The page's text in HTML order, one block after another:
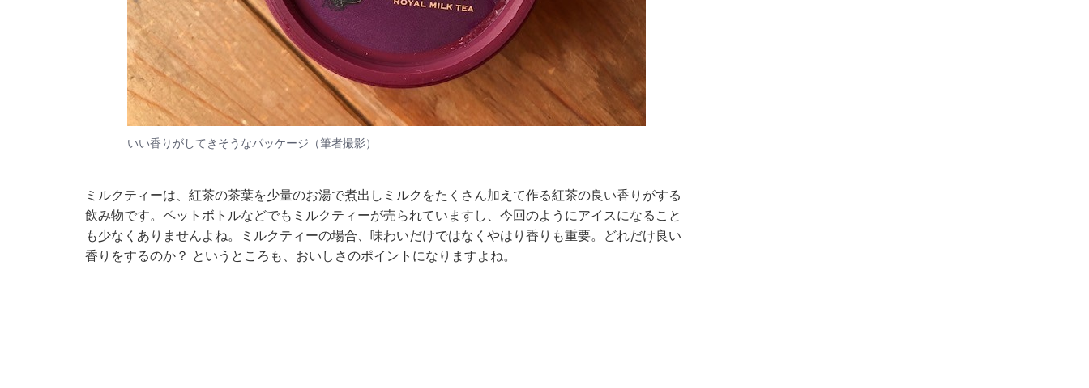
いい香りがしてきそうなパッケージ（筆者撮影）
ミルクティーは、紅茶の茶葉を少量のお湯で煮出しミルクをたくさん加えて作る紅茶の良い香りがする
飲み物です。ペットボトルなどでもミルクティーが売られていますし、今回のようにアイスになること
も少なくありませんよね。ミルクティーの場合、味わいだけではなくやはり香りも重要。どれだけ良い
香りをするのか？ というところも、おいしさのポイントになりますよね。